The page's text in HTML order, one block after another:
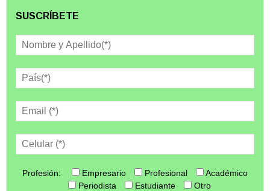
SUSCRÍBETE
Profesión: Empresario Profesional
Académico
Periodista
Estudiante Otro